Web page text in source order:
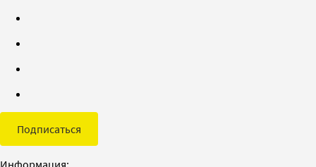
Подписаться
Информация: